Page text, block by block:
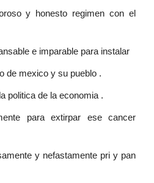
y honesto regimen con el
e imparable para instalar
de mexico y su pueblo .
politica de la economia .
para extirpar ese cancer
y nefastamente pri y pan